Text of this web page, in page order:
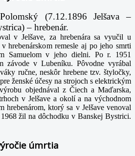
(7.12.1896 Jelšava –
– hrebenár.
v Jelšave, za hrebenára sa vyučil u
hrebenárskom remesle aj po jeho smrti
Samuelom v jeho dielni. Po r. 1951
závode v Lubeníku. Pôvodne vyrábal
ručne, neskôr hrebene tzv. štyločky,
ženské účesy na strojoch s elektrickým
objednával z Čiech a Maďarska,
v Jelšave a okolí a na východnom
hrebenárom, ktorý sa v Jelšave venoval
žil na dôchodku v Banskej Bystrici.
úmrtia